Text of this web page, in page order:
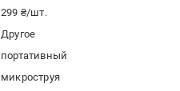
299 ₴/шт.
Другое
портативный
микроструя